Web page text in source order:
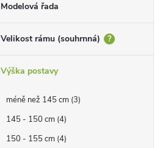
Modelová řada
Velikost rámu (souhrnná) ?
Výška postavy
méně než 145 cm 3
145 - 150 cm 4
150 - 155 cm 4